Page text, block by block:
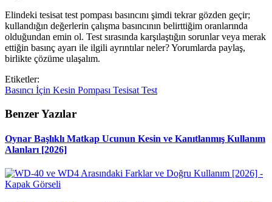
Elindeki tesisat test pompası basıncını şimdi tekrar gözden geçir;
kullandığın değerlerin çalışma basıncının belirttiğim oranlarında
olduğundan emin ol. Test sırasında karşılaştığın sorunlar veya merak
ettiğin basınç ayarı ile ilgili ayrıntılar neler? Yorumlarda paylaş,
birlikte çözüme ulaşalım.
Etiketler:
Basıncı İçin Kesin Pompası Tesisat Test
Benzer Yazılar
Oynar Başlıklı Matkap Ucunun Kesin ve Kanıtlanmış Kullanım
Alanları [2026]